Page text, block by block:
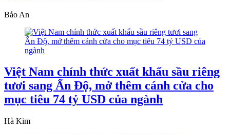
Bảo An
Việt Nam chính thức xuất khẩu sầu riêng
tươi sang Ấn Độ, mở thêm cánh cửa cho
mục tiêu 74 tỷ USD của ngành
Hà Kim